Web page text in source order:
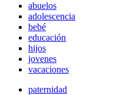
abuelos
adolescencia
bebé
educación
hijos
jovenes
vacaciones
paternidad